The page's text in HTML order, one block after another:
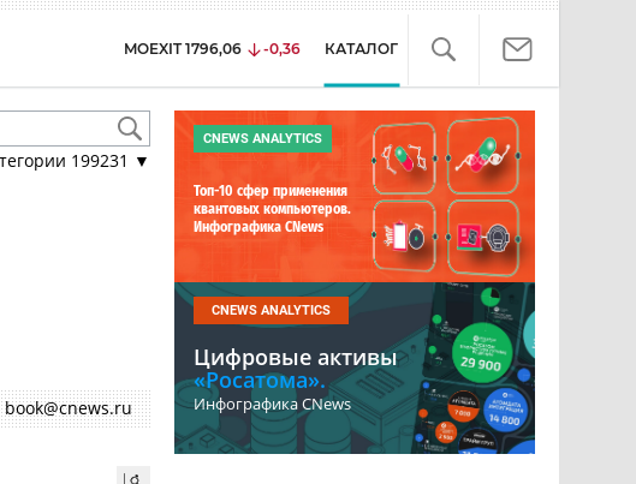
MOEXIT 1796,06 -0,36 КАТАЛОГ
199231 ▼
book@cnews.ru
CNEWS ANALYTICS
Топ-10 сфер применения
квантовых компьютеров.
Инфографика CNews
CNEWS ANALYTICS
Цифровые активы
«Росатома».
Инфографика CNews